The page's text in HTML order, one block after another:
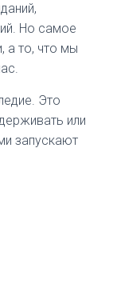
Но самое
а то, что мы
Это
или
запускают